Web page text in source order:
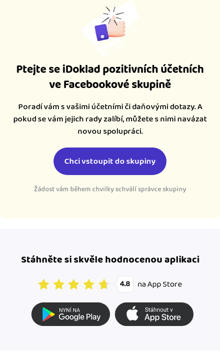
Ptejte se iDoklad pozitivních účetních
ve Facebookové skupině
Poradí vám s vašimi účetními či daňovými dotazy. A
pokud se vám jejich rady zalíbí, můžete s nimi navázat
novou spolupráci.
Chci vstoupit do skupiny
Žádost vám během chvilky schválí správce skupiny
Stáhněte si skvěle hodnocenou aplikaci
4.8 na App Store